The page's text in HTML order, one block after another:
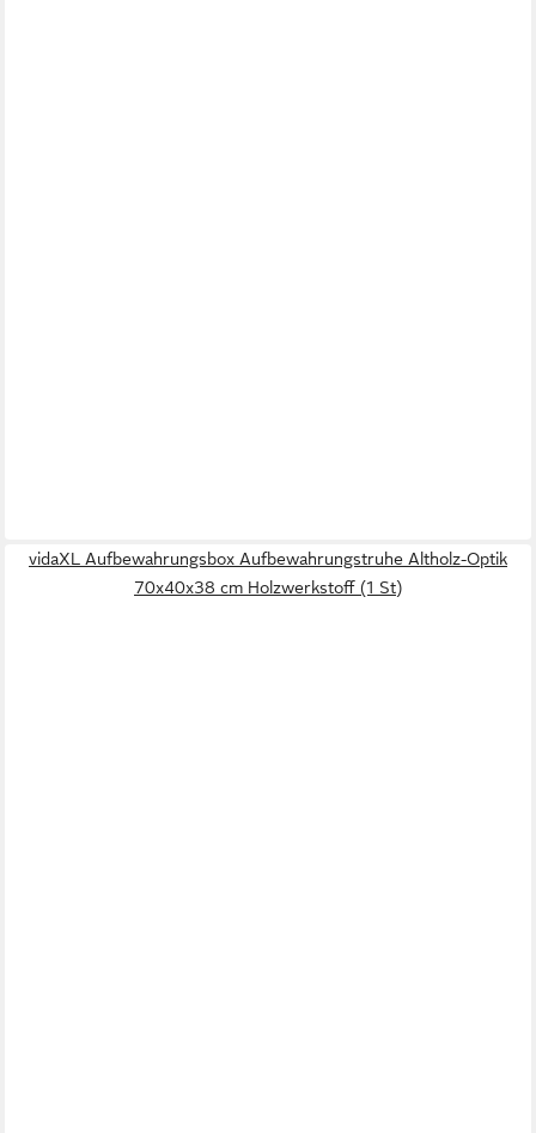
vidaXL Aufbewahrungsbox Aufbewahrungstruhe Altholz-Optik
70x40x38 cm Holzwerkstoff (1 St)